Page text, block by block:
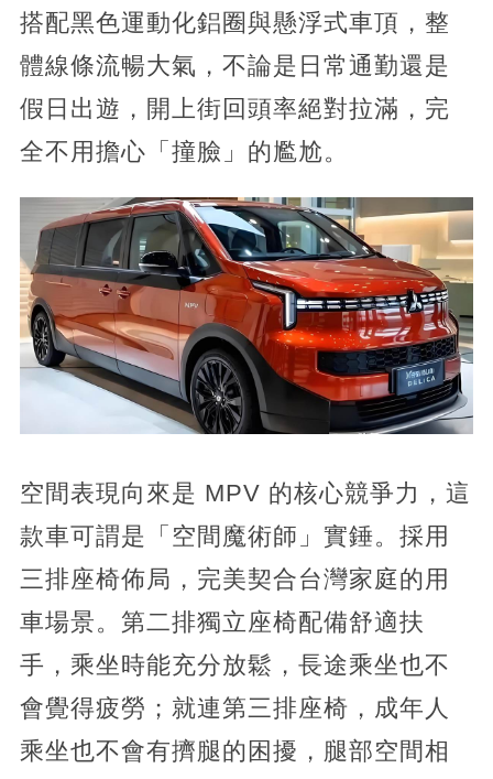
搭配黑色運動化鋁圈與懸浮式車頂，整
體線條流暢大氣，不論是日常通勤還是
假日出遊，開上街回頭率絕對拉滿，完
全不用擔心「撞臉」的尷尬。
空間表現向來是 MPV 的核心競爭力，這
款車可謂是「空間魔術師」實錘。採用
三排座椅佈局，完美契合台灣家庭的用
車場景。第二排獨立座椅配備舒適扶
手，乘坐時能充分放鬆，長途乘坐也不
會覺得疲勞；就連第三排座椅，成年人
乘坐也不會有擠腿的困擾，腿部空間相